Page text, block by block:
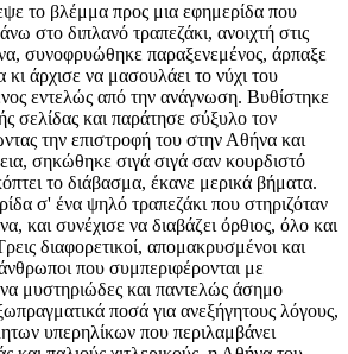
το βλέμμα προς μια εφημερίδα που
στο διπλανό τραπεζάκι, ανοιχτή στις
συνοφρυώθηκε παραξενεμένος, άρπαξε
άρχισε να μασουλάει το νύχι του
εντελώς από την ανάγνωση. Βυθίστηκε
σελίδας και παράτησε σύξυλο τον
την επιστροφή του στην Αθήνα και
σηκώθηκε σιγά σιγά σαν κουρδιστό
το διάβασμα, έκανε μερικά βήματα.
σ' ένα ψηλό τραπεζάκι που στηριζόταν
και συνέχισε να διαβάζει όρθιος, όλο και
διαφορετικοί, απομακρυσμένοι και
που συμπεριφέρονται με
μυστηριώδες και παντελώς άσημο
ποσά για ανεξήγητους λόγους,
υπερηλίκων που περιλαμβάνει